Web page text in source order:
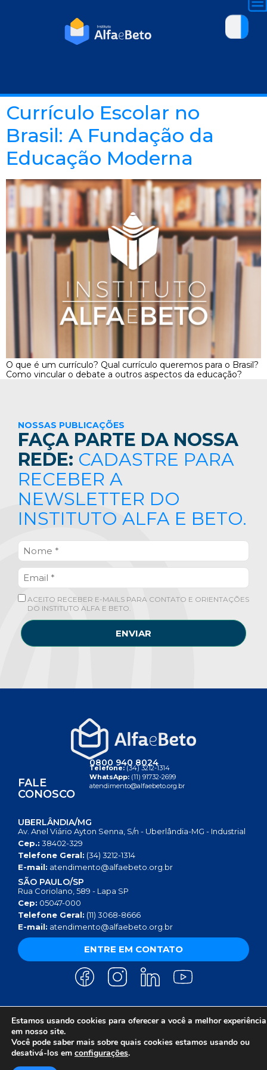
Currículo Escolar no
Brasil: A Fundação da
Educação Moderna
O que é um currículo? Qual currículo queremos para o Brasil?
Como vincular o debate a outros aspectos da educação?
NOSSAS PUBLICAÇÕES
FAÇA PARTE DA NOSSA
REDE: CADASTRE PARA
RECEBER A
NEWSLETTER DO
INSTITUTO ALFA E BETO.
ACEITO RECEBER E-MAILS PARA CONTATO E ORIENTAÇÕES
DO INSTITUTO ALFA E BETO.
ENVIAR
FALE
CONOSCO
0800 940 8024
Telefone:(34) 3212-1314
WhatsApp: (11) 91732-2699
atendimento@alfaebeto.org.br
UBERLÂNDIA/MG
Av. Anel Viário Ayton Senna, S/n - Uberlândia-MG - Industrial
Cep.: 38402-329
Telefone Geral: (34) 3212-1314
E-mail: atendimento@alfaebeto.org.br
SÃO PAULO/SP
Rua Coriolano, 589 - Lapa SP
Cep: 05047-000
Telefone Geral: (11) 3068-8666
E-mail: atendimento@alfaebeto.org.br
ENTRE EM CONTATO
AVISO DE PRIVACIDADE POLÍTICA DE PRIVACIDADE
AVISO SOBRE COOKIES
COPYRIGHT 2025 © INSTITUTO ALFA E BETO - 08.458.084/0001-13
Estamos usando cookies para oferecer a você a melhor experiência
em nosso site.
Você pode saber mais sobre quais cookies estamos usando ou
desativá-los em configurações.